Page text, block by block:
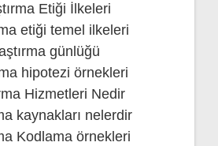
Etiği İlkeleri
etiği temel ilkeleri
günlüğü
hipotezi örnekleri
Hizmetleri Nedir
kaynakları nelerdir
Kodlama örnekleri